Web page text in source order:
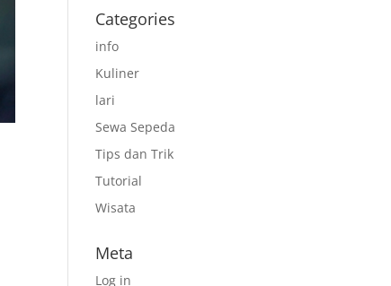
Categories
info
Kuliner
lari
Sewa Sepeda
Tips dan Trik
Tutorial
Wisata
Meta
Log in